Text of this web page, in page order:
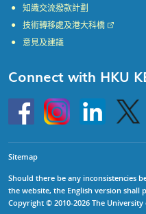
知識交流撥款計劃
技術轉移處及港大科橋
意見及建議
Connect with HKU
HKU
InstagramLinkedin Twitter
Sitemap
Should there be any inconsistencies
the website, the English version shall
Copyright © 2010-2026 The